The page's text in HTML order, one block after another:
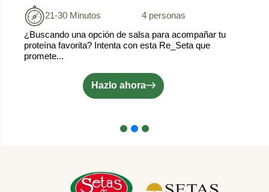
21-30 Minutos
4 personas
¿Buscando una opción de salsa para acompañar tu
proteína favorita? Intenta con esta Re_Seta que
promete...
Hazlo ahora